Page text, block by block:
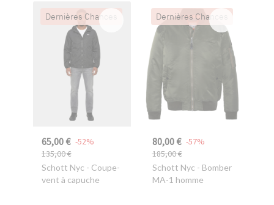
Dernières Chances
65,00 €
135,00 €
-52%
Schott Nyc - Coupe-
vent à capuche
Dernières Chances
80,00 €
185,00 €
-57%
Schott Nyc - Bomber
MA-1 homme